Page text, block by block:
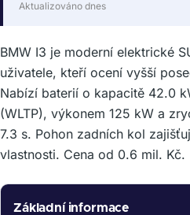
Aktualizováno dnes
BMW I3 je moderní elektrické
uživatele, kteří ocení vyšší
Nabízí baterií o kapacitě 42.0
(WLTP), výkonem 125 kW a
7.3 s. Pohon zadních kol
vlastnosti. Cena od 0.6 mil. Kč.
Základní informace